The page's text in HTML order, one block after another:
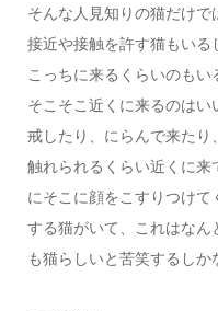
そんな人見知りの猫だけ
接近や接触を許す猫もいる
こっちに来るくらいのもい
そこそこ近くに来るのは
戒したり、にらんで来たり
触れられるくらい近くに
にそこに顔をこすりつけて
する猫がいて、これはなん
も猫らしいと苦笑するしか